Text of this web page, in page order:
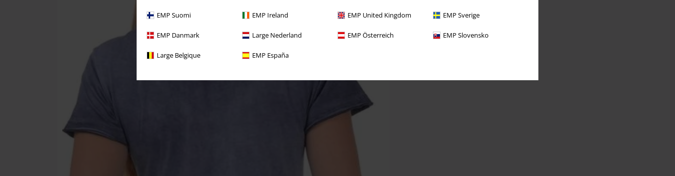
EMP Suomi EMP Ireland EMP United Kingdom EMP Sverige
EMP Danmark Large Nederland EMP Österreich EMP Slovensko
Large Belgique EMP España